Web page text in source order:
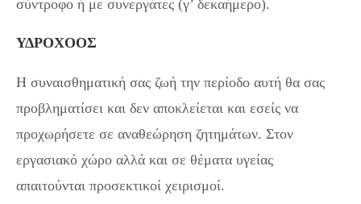
σύντροφο ή με συνεργάτες (γ’ δεκαήμερο).
ΥΔΡΟΧΟΟΣ
Η συναισθηματική σας ζωή την περίοδο αυτή θα σας
προβληματίσει και δεν αποκλείεται και εσείς να
προχωρήσετε σε αναθεώρηση ζητημάτων. Στον
εργασιακό χώρο αλλά και σε θέματα υγείας
απαιτούνται προσεκτικοί χειρισμοί.